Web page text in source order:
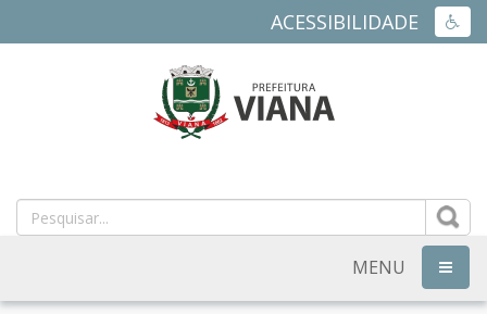
ACESSIBILIDADE
MUNICIPAL
DE
VIANA MENU